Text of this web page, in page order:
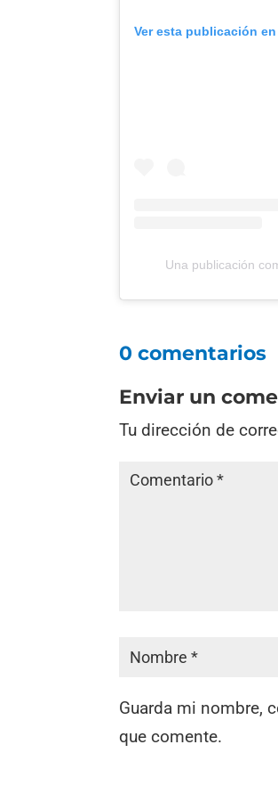
Ver esta publicación
Una publicación
0 comentarios
Enviar un
Tu dirección de
Guarda mi nombre,
que comente.